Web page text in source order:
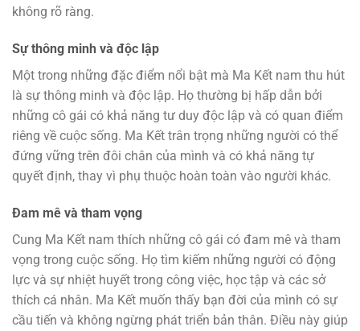
không rõ ràng.
Sự thông minh và độc lập
Một trong những đặc điểm nổi bật mà Ma Kết nam thu hút
là sự thông minh và độc lập. Họ thường bị hấp dẫn bởi
những cô gái có khả năng tư duy độc lập và có quan điểm
riêng về cuộc sống. Ma Kết trân trọng những người có thể
đứng vững trên đôi chân của mình và có khả năng tự
quyết định, thay vì phụ thuộc hoàn toàn vào người khác.
Đam mê và tham vọng
Cung Ma Kết nam thích những cô gái có đam mê và tham
vọng trong cuộc sống. Họ tìm kiếm những người có động
lực và sự nhiệt huyết trong công việc, học tập và các sở
thích cá nhân. Ma Kết muốn thấy bạn đời của mình có sự
cầu tiến và không ngừng phát triển bản thân. Điều này giúp